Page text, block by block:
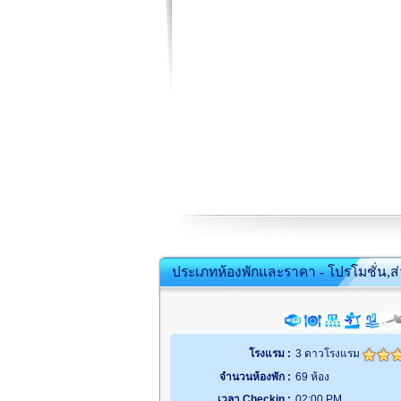
ประเภทห้องพักและราคา - โปรโมชั่น,
โรงแรม : 3 ดาวโรงแรม
จำนวนห้องพัก : 69 ห้อง